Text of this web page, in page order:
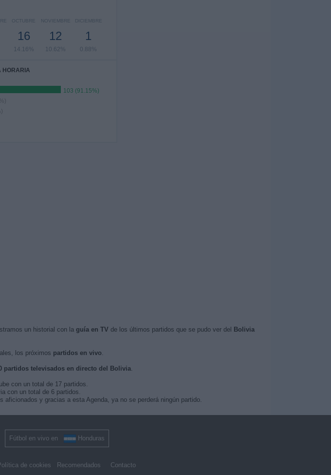
OCTUBRE
16
14.16%
NOVIEMBRE
12
10.62%
DICIEMBRE
1
0.88%
HORARIA
103 (91.15%)
un historial con la guía en TV de los últimos partidos que se pudo ver del
Bolivia
los próximos partidos en vivo.
partidos televisados en directo del Bolivia.
con un total de 17 partidos.
con un total de 6 partidos.
y gracias a esta Agenda, ya no se perderá ningún partido.
Fútbol en vivo en Honduras
de cookies Recomendados Contacto